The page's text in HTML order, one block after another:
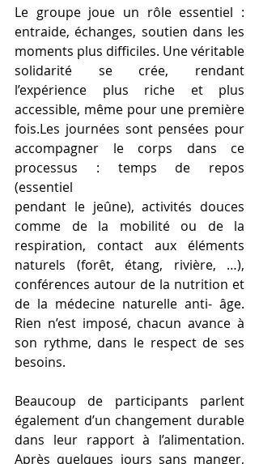
Le groupe joue un rôle essentiel :
entraide, échanges, soutien dans les
moments plus difficiles. Une véritable
solidarité se crée, rendant
l’expérience plus riche et plus
accessible, même pour une première
fois.Les journées sont pensées pour
accompagner le corps dans ce
processus : temps de repos
(essentiel
pendant le jeûne), activités douces
comme de la mobilité ou de la
respiration, contact aux éléments
naturels (forêt, étang, rivière, …),
conférences autour de la nutrition et
de la médecine naturelle anti- âge.
Rien n’est imposé, chacun avance à
son rythme, dans le respect de ses
besoins.
Beaucoup de participants parlent
également d’un changement durable
dans leur rapport à l’alimentation.
Après quelques jours sans manger,